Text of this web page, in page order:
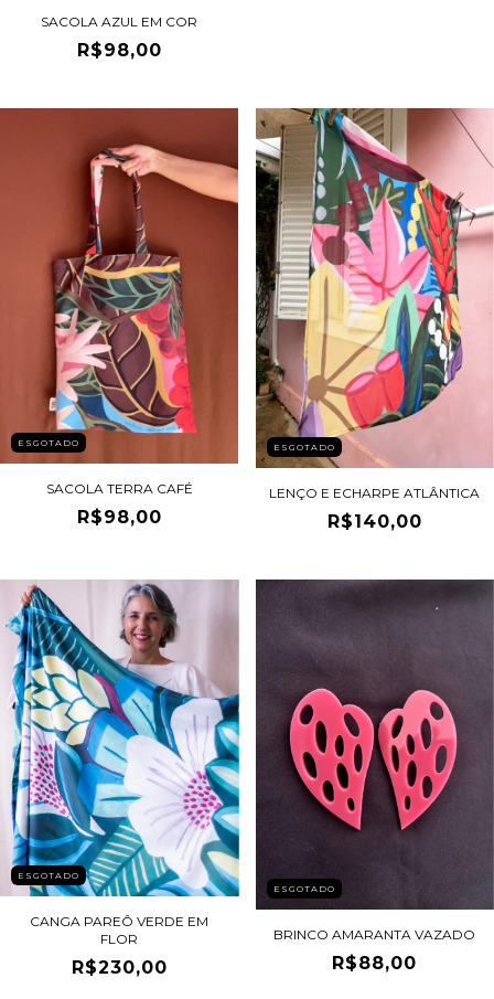
SACOLA AZUL EM COR
R$98,00
ESGOTADO
SACOLA TERRA CAFÉ
R$98,00
ESGOTADO
LENÇO E ECHARPE ATLÂNTICA
R$140,00
ESGOTADO
CANGA PAREÔ VERDE EM
FLOR
R$230,00
ESGOTADO
BRINCO AMARANTA VAZADO
R$88,00